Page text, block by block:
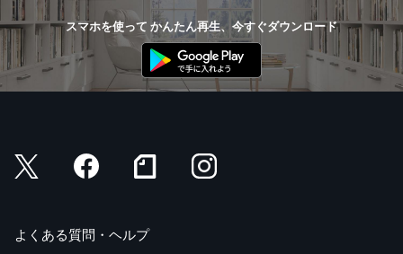
スマホを使って かんたん再生、今すぐダウンロード
よくある質問・ヘルプ